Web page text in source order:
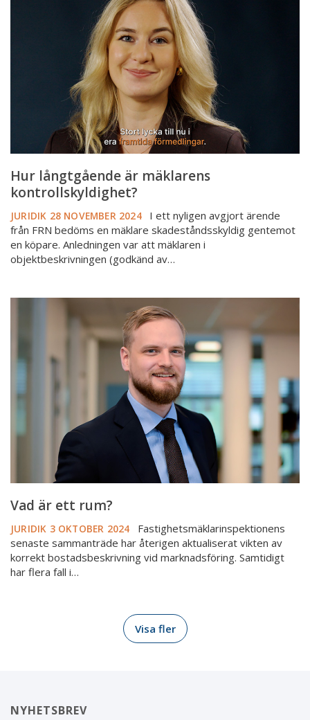
kontrollskyldighet?
Hur långtgående är mäklarens
kontrollskyldighet?
JURIDIK 28 NOVEMBER 2024
I ett nyligen avgjort ärende
från FRN bedöms en mäklare skadeståndsskyldig gentemot
en köpare. Anledningen var att mäklaren i
objektbeskrivningen (godkänd av…
Vad
Vad är ett rum?
JURIDIK 3 OKTOBER 2024
Fastighetsmäklarinspektionens
senaste sammanträde har återigen aktualiserat vikten av
korrekt bostadsbeskrivning vid marknadsföring. Samtidigt
har flera fall i…
Visa fler
NYHETSBREV